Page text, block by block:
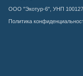
ООО "Экотур-6", УНП
Политика